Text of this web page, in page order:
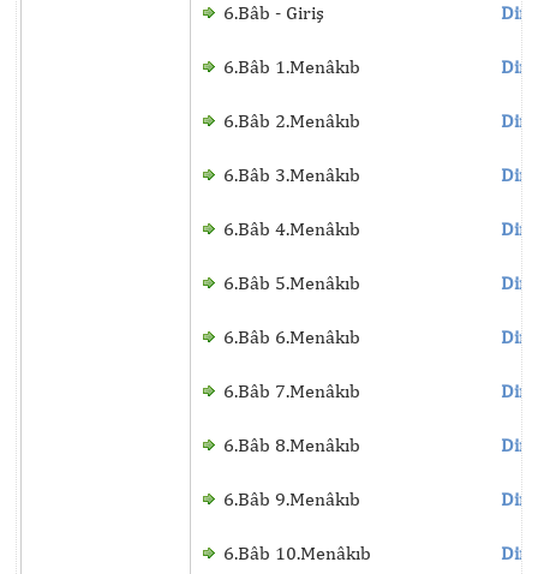
6.Bâb - Giriş
6.Bâb 1.Menâkıb
6.Bâb 2.Menâkıb
6.Bâb 3.Menâkıb
6.Bâb 4.Menâkıb
6.Bâb 5.Menâkıb
6.Bâb 6.Menâkıb
6.Bâb 7.Menâkıb
6.Bâb 8.Menâkıb
6.Bâb 9.Menâkıb
6.Bâb 10.Menâkıb